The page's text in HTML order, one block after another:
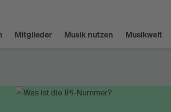
Mitglieder Musik nutzen Musikwelt